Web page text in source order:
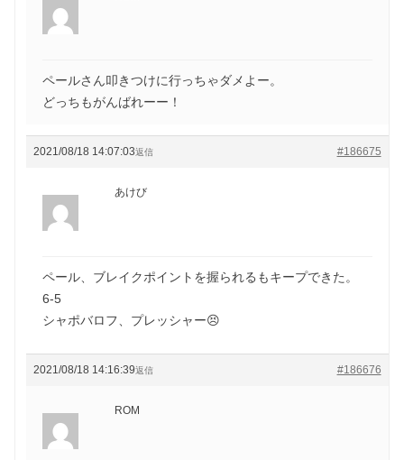
ペールさん叩きつけに行っちゃダメよー。
どっちもがんばれーー！
2021/08/18 14:07:03 #186675
返信
あけび
ペール、ブレイクポイントを握られるもキープできた。
6-5
シャポバロフ、プレッシャー😣
2021/08/18 14:16:39 #186676
返信
ROM